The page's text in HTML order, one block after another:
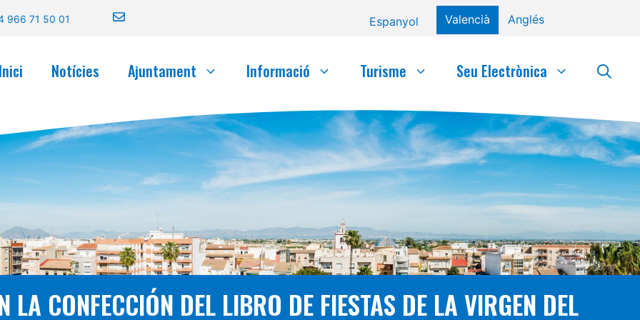
966 71 50 01 Espanyol Valencià Anglés
Inici Notícies Ajuntament Informació Turisme Seu Electrònica
LA CONFECCIÓN DEL LIBRO DE FIESTAS DE LA VIRGEN DEL